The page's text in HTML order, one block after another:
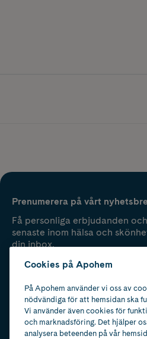
Prenumerera på vårt
Få personliga erbjudanden
senaste inom hälsa och
din inbox.
Cookies på Apohem
På Apohem använder vi oss av
nödvändiga för att hemsidan ska
Vi använder även cookies för
och marknadsföring. Det hjälper
analysera beteenden på vår